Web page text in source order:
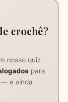
Se for utilizar
crochê?
nosso quiz
para
e ainda